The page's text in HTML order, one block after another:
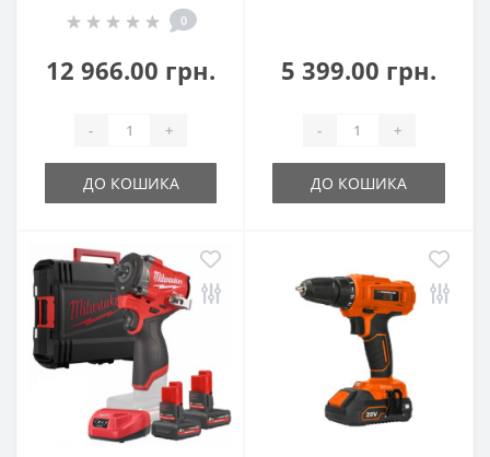
0
12 966.00 грн.
- +
ДО КОШИКА
5 399.00 грн.
- +
ДО КОШИКА